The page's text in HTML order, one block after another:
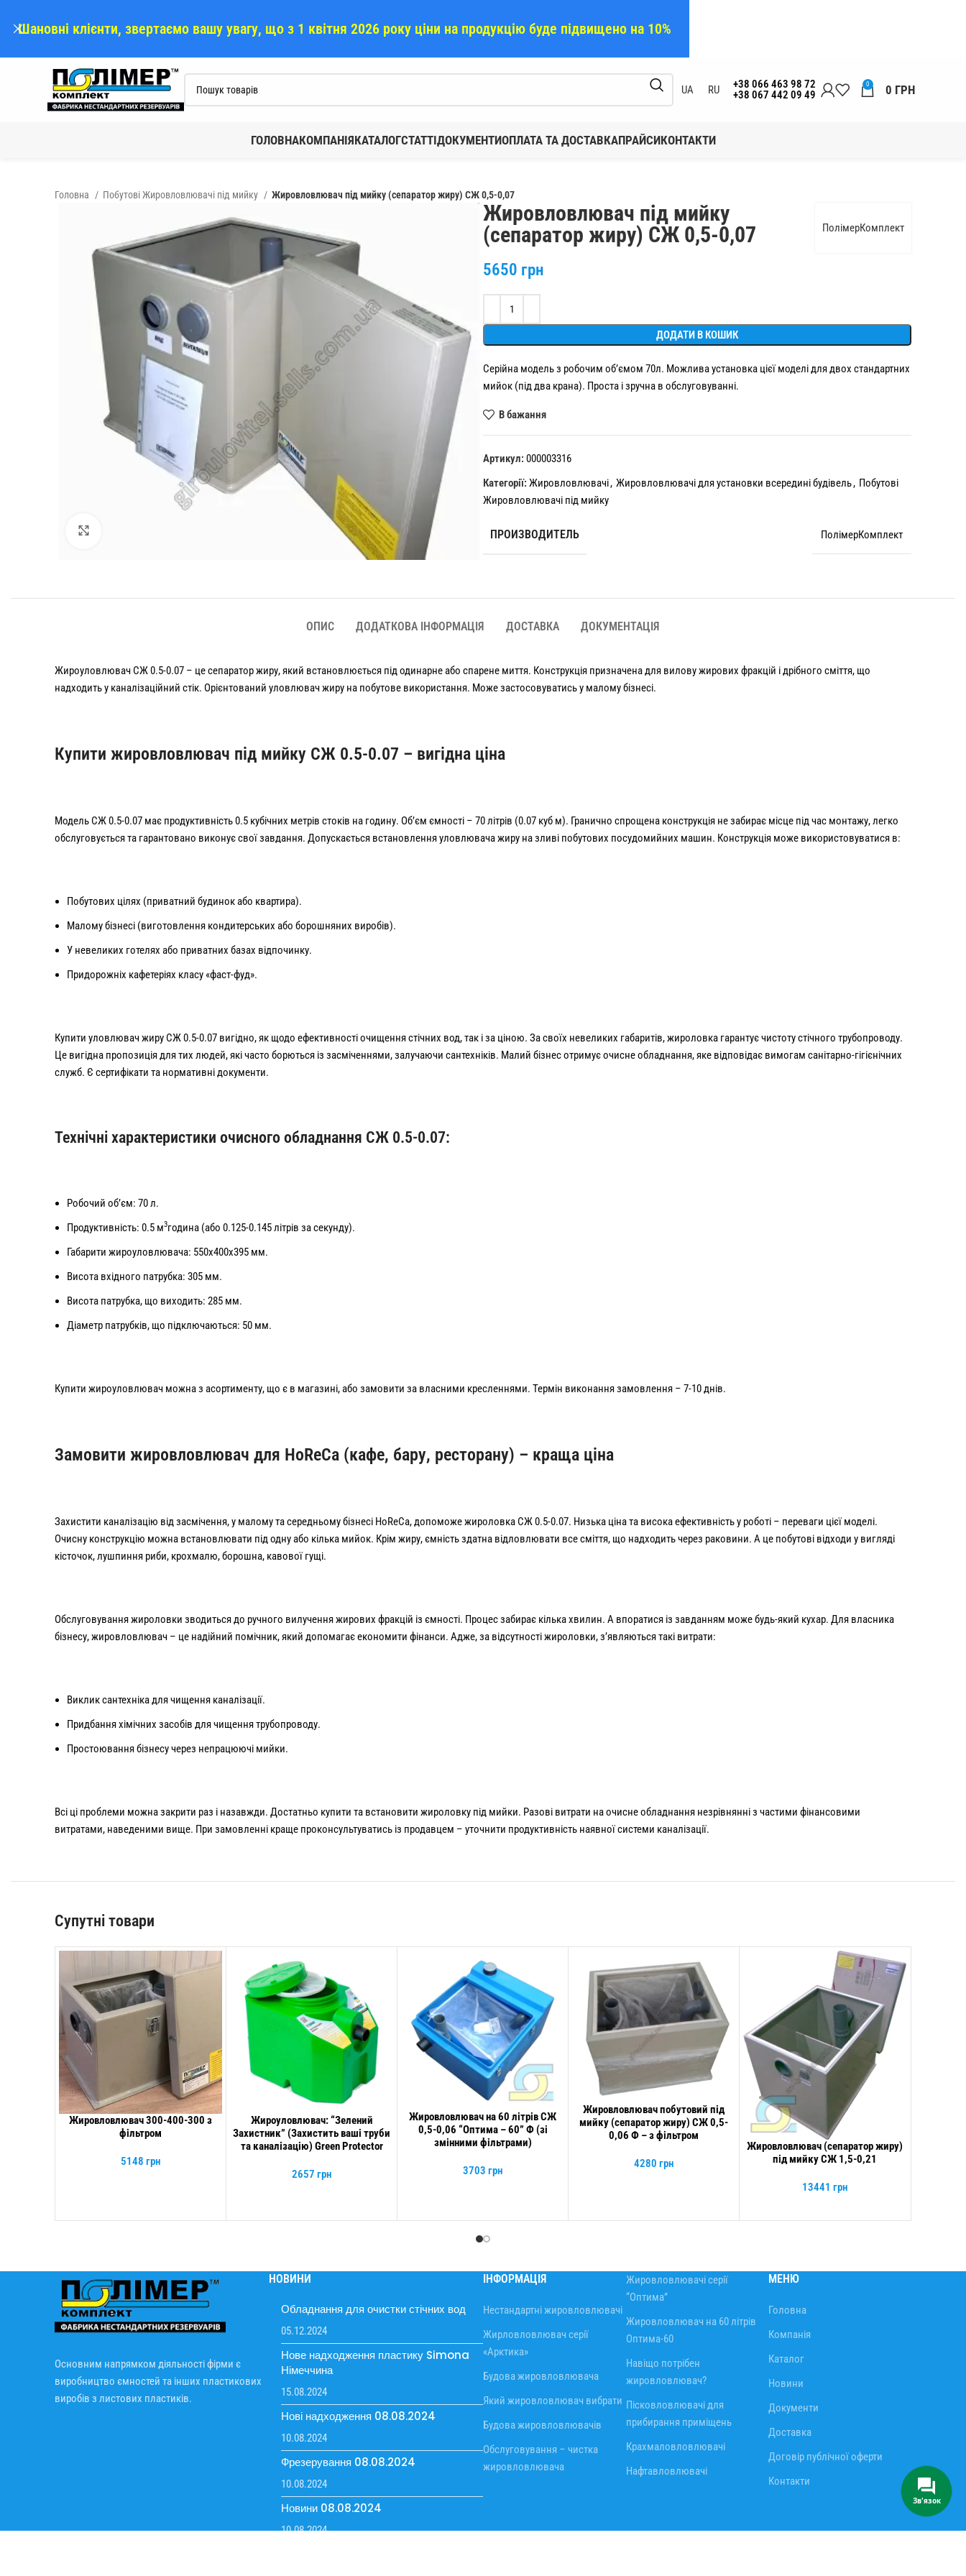
UA RU
+38 066 463 98 72
+38 067 442 09 49
0 0 ГРН
ГОЛОВНАКОМПАНІЯКАТАЛОГСТАТТІДОКУМЕНТИОПЛАТА ТА ДОСТАВКАПРАЙСИКОНТАКТИ
Головна Побутові Жировловлювачі під мийку Жировловлювач під мийку (сепаратор жиру) СЖ 0,5-0,07
ПолімерКомплект
Жировловлювач під мийку
(сепаратор жиру) СЖ 0,5-0,07
5650 грн
ДОДАТИ В КОШИК
Alternative:
Серійна модель з робочим об’ємом 70л. Можлива установка цієї моделі для двох стандартних
мийок (під два крана). Проста і зручна в обслуговуванні.
В бажання
Артикул: 000003316
Категорії: Жировловлювачі, Жировловлювачі для установки всередині будівель, Побутові
Жировловлювачі під мийку
ПРОИЗВОДИТЕЛЬ ПолімерКомплект
ОПИС ДОДАТКОВА ІНФОРМАЦІЯ ДОСТАВКА ДОКУМЕНТАЦІЯ
Жироуловлювач СЖ 0.5-0.07 – це сепаратор жиру, який встановлюється під одинарне або спарене миття. Конструкція призначена для вилову жирових фракцій і дрібного сміття, що
надходить у каналізаційний стік. Орієнтований уловлювач жиру на побутове використання. Може застосовуватись у малому бізнесі.
Купити жировловлювач під мийку СЖ 0.5-0.07 – вигідна ціна
Модель СЖ 0.5-0.07 має продуктивність 0.5 кубічних метрів стоків на годину. Об’єм ємності – 70 літрів (0.07 куб м). Гранично спрощена конструкція не забирає місце під час монтажу, легко
обслуговується та гарантовано виконує свої завдання. Допускається встановлення уловлювача жиру на зливі побутових посудомийних машин. Конструкція може використовуватися в:
Побутових цілях (приватний будинок або квартира).
Малому бізнесі (виготовлення кондитерських або борошняних виробів).
У невеликих готелях або приватних базах відпочинку.
Придорожніх кафетеріях класу «фаст-фуд».
Купити уловлювач жиру СЖ 0.5-0.07 вигідно, як щодо ефективності очищення стічних вод, так і за ціною. За своїх невеликих габаритів, жироловка гарантує чистоту стічного трубопроводу.
Це вигідна пропозиція для тих людей, які часто борються із засміченнями, залучаючи сантехніків. Малий бізнес отримує очисне обладнання, яке відповідає вимогам санітарно-гігієнічних
служб. Є сертифікати та нормативні документи.
Технічні характеристики очисного обладнання СЖ 0.5-0.07:
Робочий об’єм: 70 л.
Продуктивність: 0.5 м3година (або 0.125-0.145 літрів за секунду).
Габарити жироуловлювача: 550х400х395 мм.
Висота вхідного патрубка: 305 мм.
Висота патрубка, що виходить: 285 мм.
Діаметр патрубків, що підключаються: 50 мм.
Купити жироуловлювач можна з асортименту, що є в магазині, або замовити за власними кресленнями. Термін виконання замовлення – 7-10 днів.
Замовити жировловлювач для HoReCa (кафе, бару, ресторану) – краща ціна
Захистити каналізацію від засмічення, у малому та середньому бізнесі HoReCa, допоможе жироловка СЖ 0.5-0.07. Низька ціна та висока ефективність у роботі – переваги цієї моделі.
Очисну конструкцію можна встановлювати під одну або кілька мийок. Крім жиру, ємність здатна відловлювати все сміття, що надходить через раковини. А це побутові відходи у вигляді
кісточок, лушпиння риби, крохмалю, борошна, кавової гущі.
Обслуговування жироловки зводиться до ручного вилучення жирових фракцій із ємності. Процес забирає кілька хвилин. А впоратися із завданням може будь-який кухар. Для власника
бізнесу, жировловлювач – це надійний помічник, який допомагає економити фінанси. Адже, за відсутності жироловки, з’являються такі витрати:
Виклик сантехніка для чищення каналізації.
Придбання хімічних засобів для чищення трубопроводу.
Простоювання бізнесу через непрацюючі мийки.
Всі ці проблеми можна закрити раз і назавжди. Достатньо купити та встановити жироловку під мийки. Разові витрати на очисне обладнання незрівнянні з частими фінансовими
витратами, наведеними вище. При замовленні краще проконсультуватись із продавцем – уточнити продуктивність наявної системи каналізації.
Супутні товари
ДОДАТИ В КОШИК
Жировловлювач 300-400-300 з
фільтром
5148 грн
ДОДАТИ В КОШИК
Жироуловлювач: “Зелений
Захистник” (Захистить ваші труби
та каналізацію) Green Protector
2657 грн
ДОДАТИ В КОШИК
Жировловлювач на 60 літрів СЖ
0,5-0,06 “Оптима – 60” Ф (зі
змінними фільтрами)
3703 грн
ДОДАТИ В КОШИК
Жировловлювач побутовий під
мийку (сепаратор жиру) СЖ 0,5-
0,06 Ф – з фільтром
4280 грн
ДОДАТИ В КОШИК
Жировловлювач (сепаратор жиру)
під мийку СЖ 1,5-0,21
13441 грн
Основним напрямком діяльності фірми є
виробництво ємностей та інших пластикових
виробів з листових пластиків.
НОВИНИ
Обладнання для очистки стічних вод
05.12.2024
Нове надходження пластику Simona
Німеччина
15.08.2024
Нові надходження 08.08.2024
10.08.2024
Фрезерування 08.08.2024
10.08.2024
Новини 08.08.2024
10.08.2024
ІНФОРМАЦІЯ
Нестандартні жировловлювачі
Жирловловлювач серії
«Арктика»
Будова жировловлювача
Який жировловлювач вибрати
Будова жировловлювачів
Обслуговування – чистка
жировловлювача
Жировловлювачі серії
“Оптима”
Жировловлювач на 60 літрів
Оптима-60
Навіщо потрібен
жировловлювач?
Пісковловлювачі для
прибирання приміщень
Крахмаловловлювачі
Нафтавловлювачі
МЕНЮ
Головна
Компанія
Каталог
Новини
Документи
Доставка
Договір публічної оферти
Контакти
Шановні клієнти, звертаємо вашу увагу, що з 1 квітня 2026 року ціни на продукцію буде підвищено на 10%
Зв'язок